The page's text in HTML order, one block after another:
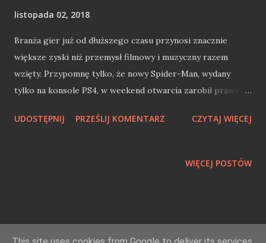
listopada 02, 2018
Branża gier już od dłuższego czasu przynosi znacznie
większe zyski niż przemysł filmowy i muzyczny razem
wzięty. Przypomnę tylko, że nowy Spider-Man, wydany
tylko na konsole PS4, w weekend otwarcia zarobił prawie
zarabiają tu nie tylko tuzy gamedevu jak EA, Blizzard czy
produktem trafiły w serca graczy. Szybki i łatwy dostęp do
może być na tyle spektakularny, że branża gier ciągle sama
się nakręca. Z racji dość młodego wieku branży gier,
UDOSTĘPNIJ PRZEŚLIJ KOMENTARZ CZYTAJ WIĘCEJ
WIĘCEJ POSTÓW